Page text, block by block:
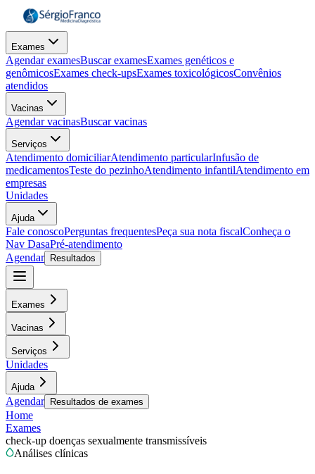
Exames
Agendar examesBuscar examesExames genéticos e
genômicosExames check-upsExames toxicológicosConvênios
atendidos
Vacinas
Agendar vacinasBuscar vacinas
Serviços
Atendimento domiciliarAtendimento particularInfusão de
medicamentosTeste do pezinhoAtendimento infantilAtendimento em
empresas
Unidades
Ajuda
Fale conoscoPerguntas frequentesPeça sua nota fiscalConheça o
Nav DasaPré-atendimento
Agendar
Resultados
Exames
Vacinas
Serviços
Unidades
Ajuda
Agendar Resultados de exames
Home
Exames
check-up doenças sexualmente transmissíveis
Análises clínicas